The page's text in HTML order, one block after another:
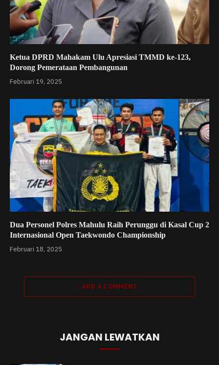
Ketua DPRD Mahakam Ulu Apresiasi TMMD ke-123,
Dorong Pemerataan Pembangunan
Februari 19, 2025
Dua Personel Polres Mahulu Raih Perunggu di Kasal Cup 2
Internasional Open Taekwondo Championship
Februari 18, 2025
ADD A COMMENT
JANGAN LEWATKAN